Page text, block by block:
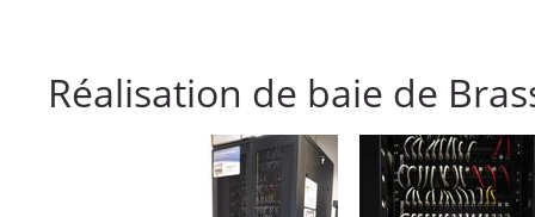
Réalisation de baie de